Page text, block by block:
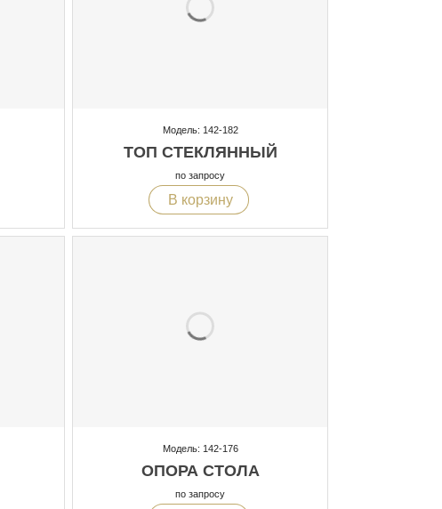
Модель: 142-182
ТОП СТЕКЛЯННЫЙ
по запросу
В корзину
Модель: 142-176
ОПОРА СТОЛА
по запросу